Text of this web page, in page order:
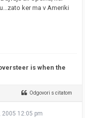
ker ma v Ameriki
is when the
Odgovori s citatom
2005 12:05 pm